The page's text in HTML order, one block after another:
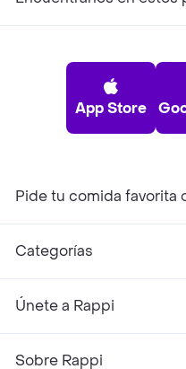
App Store
Pide tu comida favorita
Categorías
Únete a Rappi
Sobre Rappi